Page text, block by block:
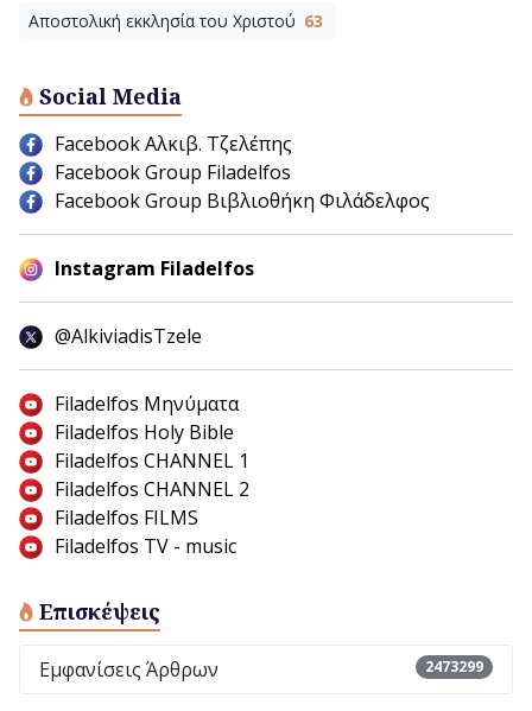
Αποστολική εκκλησία του Χριστού 63
Social Media
Facebook Αλκιβ. Τζελέπης
Facebook Group Filadelfos
Facebook Group Βιβλιοθήκη Φιλάδελφος
Instagram Filadelfos
@AlkiviadisTzele
Filadelfos Μηνύματα
Filadelfos Holy Bible
Filadelfos CHANNEL 1
Filadelfos CHANNEL 2
Filadelfos FILMS
Filadelfos TV - music
Επισκέψεις
Εμφανίσεις Άρθρων 2473299